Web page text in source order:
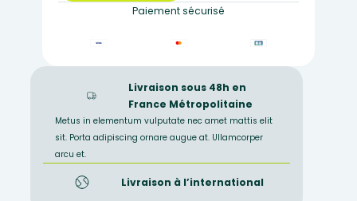
mince
métagabbro
à
glaucophane
(faciès
schiste
Paiement sécurisé
Livraison sous 48h en
France Métropolitaine
Metus in elementum vulputate nec amet mattis elit
sit. Porta adipiscing ornare augue at. Ullamcorper
arcu et.
Livraison à l’international